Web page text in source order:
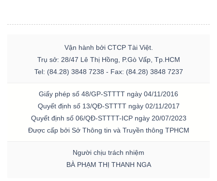
Vận hành bởi CTCP Tài Việt.
Trụ sở: 28/47 Lê Thị Hồng, P.Gò Vấp, Tp.HCM
Tel: (84.28) 3848 7238 - Fax: (84.28) 3848 7237
Giấy phép số 48/GP-STTTT ngày 04/11/2016
Quyết định số 13/QĐ-STTTT ngày 02/11/2017
Quyết định số 06/QĐ-STTTT-ICP ngày 20/07/2023
Được cấp bởi Sở Thông tin và Truyền thông TPHCM
Người chịu trách nhiệm
BÀ PHẠM THỊ THANH NGA